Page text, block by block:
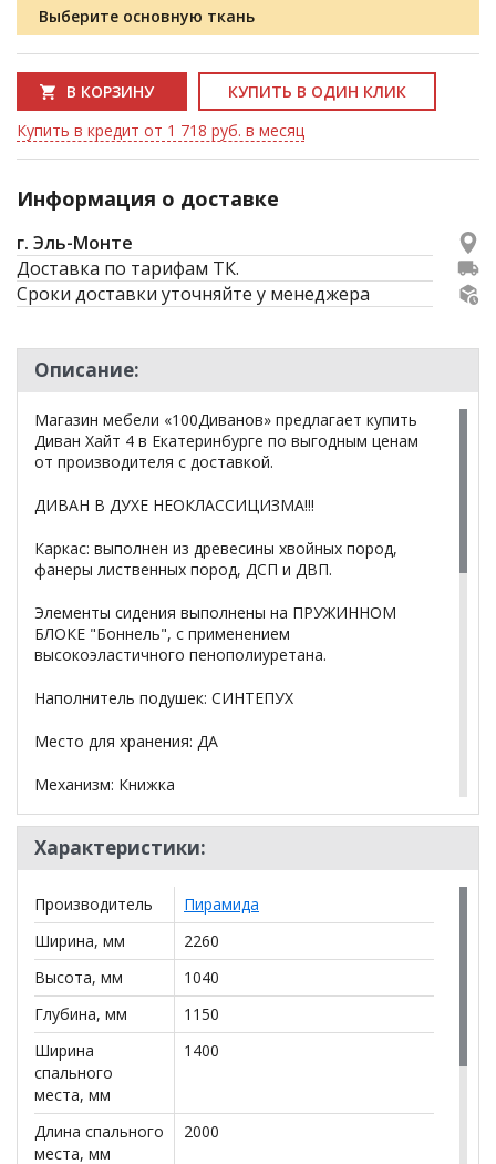
Выберите основную ткань
В КОРЗИНУ
КУПИТЬ В ОДИН КЛИК
Купить в кредит от 1 718 руб. в месяц
Информация о доставке
г. Эль-Монте
Доставка по тарифам ТК.
Сроки доставки уточняйте у менеджера
Описание:
Магазин мебели «100Диванов» предлагает купить
Диван Хайт 4 в Екатеринбурге по выгодным ценам
от производителя с доставкой.
ДИВАН В ДУХЕ НЕОКЛАССИЦИЗМА!!!
Каркас: выполнен из древесины хвойных пород,
фанеры лиственных пород, ДСП и ДВП.
Элементы сидения выполнены на ПРУЖИННОМ
БЛОКЕ "Боннель", с применением
высокоэластичного пенополиуретана.
Наполнитель подушек: СИНТЕПУХ
Место для хранения: ДА
Механизм: Книжка
Размер (Ш*Г*В): 2260*1150*1040 мм
Спальное место: 1400мм*2000 мм
Дополнительные габаритные размеры (мм):
Высота сиденья - 520 мм
Высота ножек - 130 мм
Высота подлокотника - 770 мм
Ширина подлокотника - 130 мм
Глубина сиденья с подушками - 520 мм
Глубина сиденья без подушек - 720 мм
*Дополнительную информацию о том, как купить
Характеристики:
Производитель
Пирамида
Ширина, мм
2260
Высота, мм
1040
Глубина, мм
1150
Ширина
спального
места, мм
1400
Длина спального
места, мм
2000